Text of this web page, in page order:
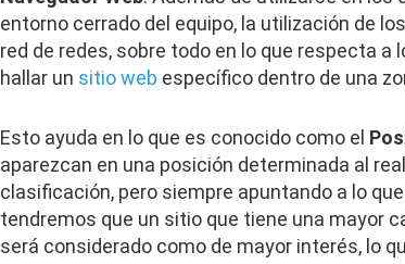
entorno cerrado del equipo, la utilización de los
red de redes, sobre todo en lo que respecta a
hallar un sitio web específico dentro de una
Esto ayuda en lo que es conocido como el
aparezcan en una posición determinada al
clasificación, pero siempre apuntando a lo
tendremos que un sitio que tiene una mayor
será considerado como de mayor interés, lo